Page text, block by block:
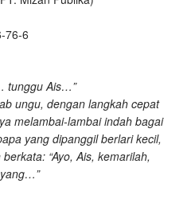
6
tunggu Ais…”
melambai-lambai indah bagai
yang dipanggil berlari kecil,
“Ayo, Ais, kemarilah,